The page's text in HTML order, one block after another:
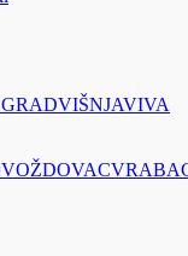
VIŠNJAVIVA
VOŽDOVAC